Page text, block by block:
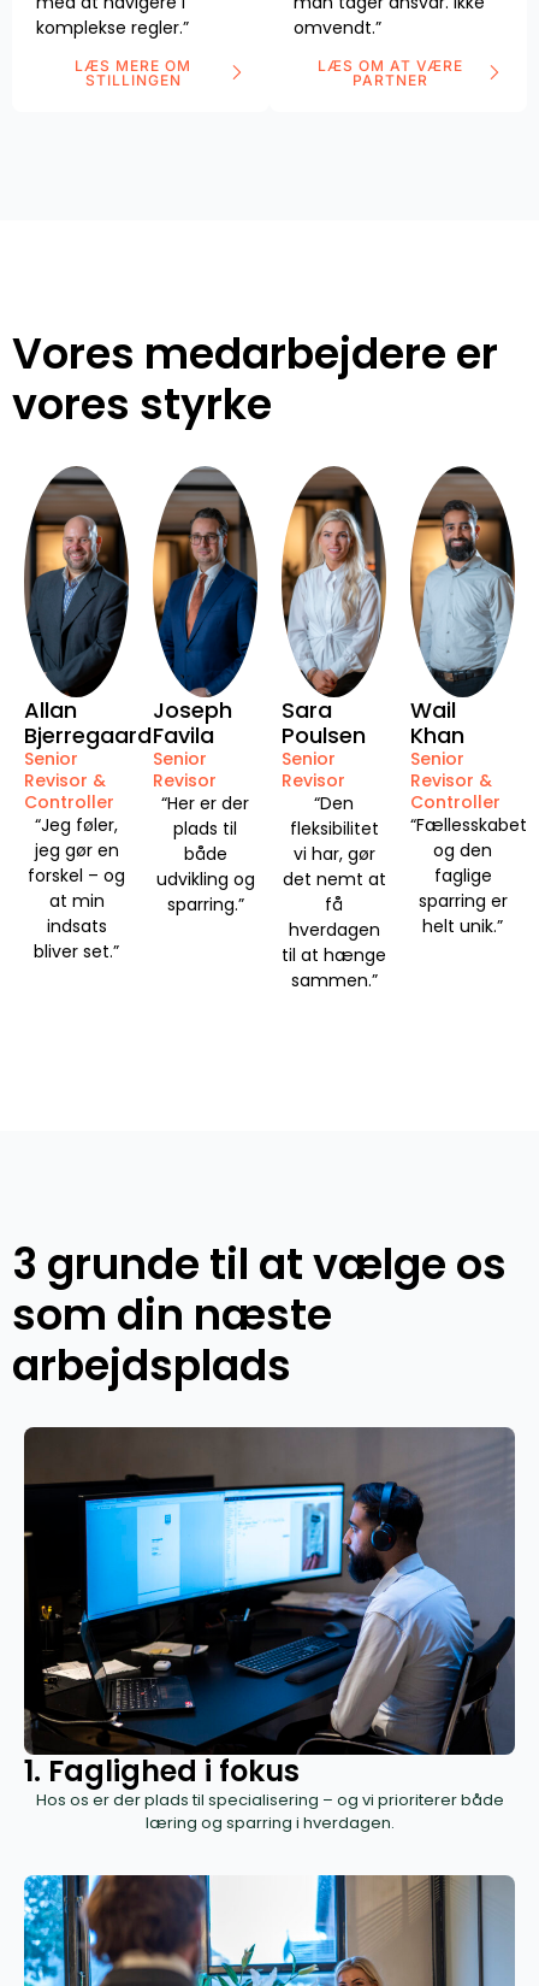
komplekse regler.”
LÆS MERE OM
STILLINGEN
omvendt.”
LÆS OM AT VÆRE
PARTNER
Vores medarbejdere er
vores styrke
Allan
Bjerregaard
Senior
Revisor &
Controller
“Jeg føler,
jeg gør en
forskel – og
at min
indsats
bliver set.”
Joseph
Favila
Senior
Revisor
“Her er der
plads til
både
udvikling og
sparring.”
Sara
Poulsen
Senior
Revisor
“Den
fleksibilitet
vi har, gør
det nemt at
få
hverdagen
til at hænge
sammen.”
Wail
Khan
Senior
Revisor &
Controller
“Fællesskabet
og den
faglige
sparring er
helt unik.”
3 grunde til at vælge os
som din næste
arbejdsplads
1. Faglighed i fokus
Hos os er der plads til specialisering – og vi prioriterer både
læring og sparring i hverdagen.